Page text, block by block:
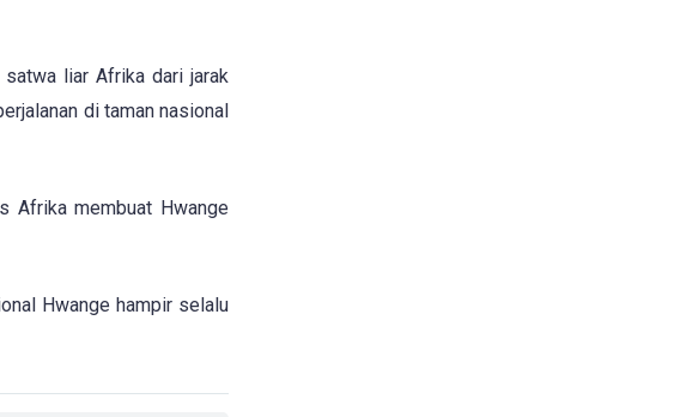
liar Afrika dari jarak
di taman nasional
Afrika membuat Hwange
Hwange hampir selalu